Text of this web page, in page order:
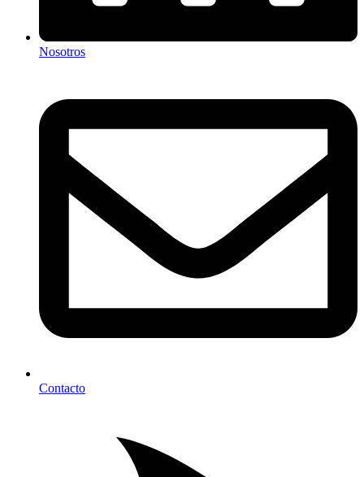
Nosotros
Contacto